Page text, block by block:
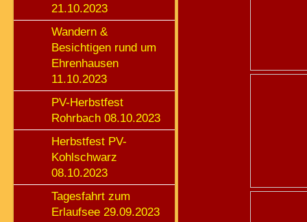
21.10.2023
Wandern &
Besichtigen rund um
Ehrenhausen
11.10.2023
PV-Herbstfest
Rohrbach 08.10.2023
Herbstfest PV-
Kohlschwarz
08.10.2023
Tagesfahrt zum
Erlaufsee 29.09.2023